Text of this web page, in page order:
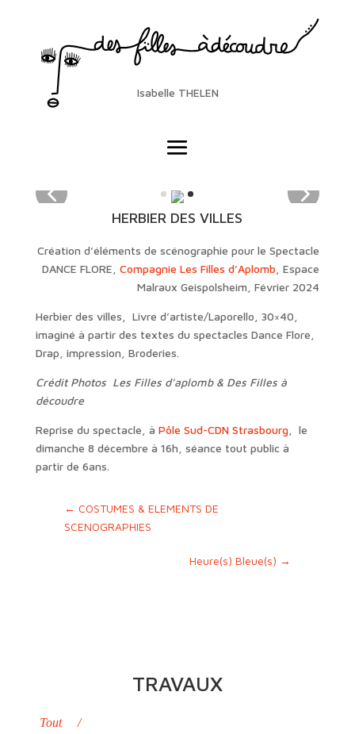
Isabelle THELEN
HERBIER DES VILLES
Création d’éléments de scénographie pour le Spectacle
DANCE FLORE, Compagnie Les Filles d’Aplomb , Espace
Malraux Geispolsheim, Février 2024
Herbier des villes, Livre d’artiste/Laporello, 30×40,
imaginé à partir des textes du spectacles Dance Flore,
Drap, impression, Broderies.
Crédit Photos Les Filles d’aplomb & Des Filles à
découdre
Reprise du spectacle, à Pôle Sud-CDN Strasbourg, le
dimanche 8 décembre à 16h, séance tout public à
partir de 6ans.
← COSTUMES & ELEMENTS DE
SCENOGRAPHIES
Heure(s) Bleue(s) →
TRAVAUX
Tout